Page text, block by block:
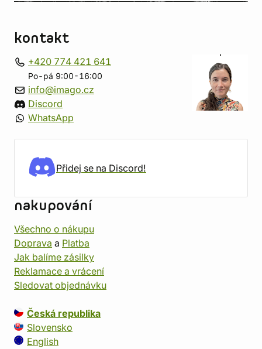
kontakt
+420 774 421 641
Po-pá 9:00-16:00
info@imago.cz
Discord
WhatsApp
Přidej se na Discord!
nakupování
Všechno o nákupu
Doprava a Platba
Jak balíme zásilky
Reklamace a vrácení
Sledovat objednávku
Česká republika
Slovensko
English